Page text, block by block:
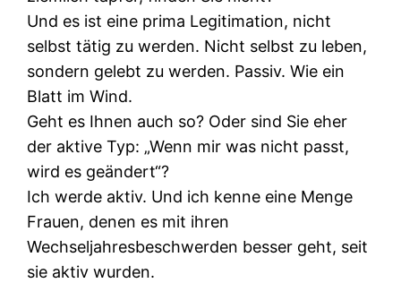
Und es ist eine prima Legitimation, nicht
selbst tätig zu werden. Nicht selbst zu leben,
sondern gelebt zu werden. Passiv. Wie ein
Blatt im Wind.
Geht es Ihnen auch so? Oder sind Sie eher
der aktive Typ: „Wenn mir was nicht passt,
wird es geändert“?
Ich werde aktiv. Und ich kenne eine Menge
Frauen, denen es mit ihren
Wechseljahresbeschwerden besser geht, seit
sie aktiv wurden.